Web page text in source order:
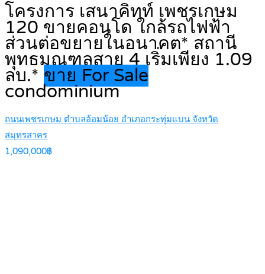
โครงการ เสนาคิทท์ เพชรเกษม
120 ขายคอนโด ใกล้รถไฟฟ้า
ส่วนต่อขยายในอนาคต* สถานี
พุทธมณฑลสาย 4 เริ่มเพียง 1.09
ลบ.* ขาย For Sale
condominium
ถนนเพชรเกษม ตำบลอ้อมน้อย อำเภอกระทุ่มแบน จังหวัด
สมุทรสาคร
1,090,000฿